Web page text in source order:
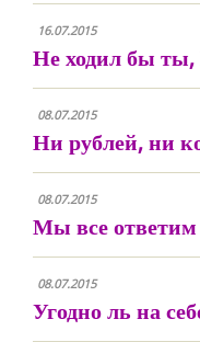
16.07.2015
Не ходил бы ты,
08.07.2015
Ни рублей, ни
08.07.2015
Мы все
08.07.2015
Угодно ль на